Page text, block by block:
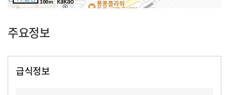
100m
주요정보
급식정보